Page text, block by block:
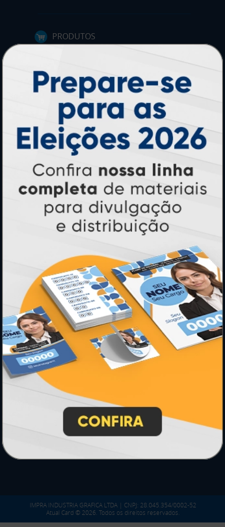
PRODUTOS
Pastas
Ímãs
Cartão de Visita
Folder, Flyer e Panfleto
Banners e Lonas
Calendários 2027
PAGUE COM
* Pagamento com cartão de crédito terá valor adicional.
** Pagamentos a prazo poderão ter acréscimo.
*** Nota fiscal sujeita a emissão de acordo com prestador de
serviço, conforme legislação pertinente.
PARTICIPE
IMPRA INDUSTRIA GRAFICA LTDA | CNPJ: 28.045.354/0002-52
Atual Card © 2026. Todos os direitos reservados.